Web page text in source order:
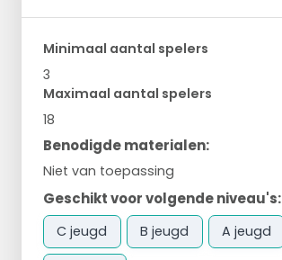
Minimaal aantal spelers
3
Maximaal aantal spelers
18
Benodigde materialen:
Niet van toepassing
Geschikt voor volgende niveau's:
C jeugd B jeugd A jeugd